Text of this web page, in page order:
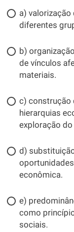
a)
diferentes
b)
de vínculos
materiais.
c) construção
hierarquias
exploração
d)
econômica.
e)
como
sociais.